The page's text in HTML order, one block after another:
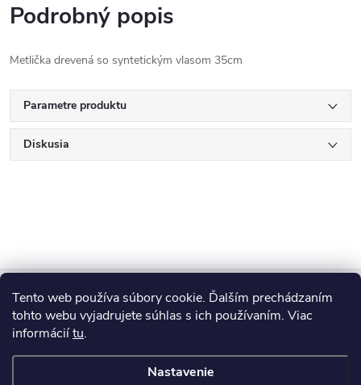
Tento web používa súbory cookie. Ďalším prechádzaním
tohto webu vyjadrujete súhlas s ich používaním. Viac
informáciítu.
Nastavenie
Podrobný popis
Metlička drevená so syntetickým vlasom 35cm
Parametre produktu
Diskusia
Z
á
p
Blog
Informácie pre vás